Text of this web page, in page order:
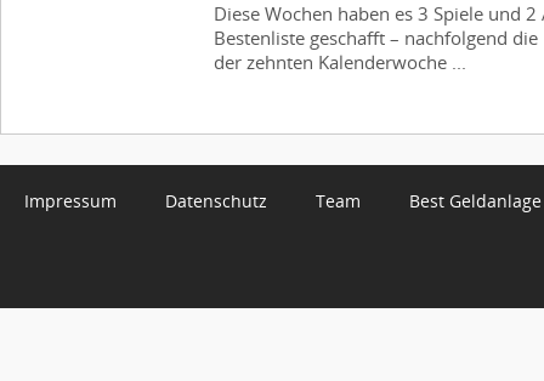
Diese Wochen haben es 3 Spiele und
Bestenliste geschafft – nachfolgend
der zehnten Kalenderwoche ...
Impressum Datenschutz Team Best Geldanlage